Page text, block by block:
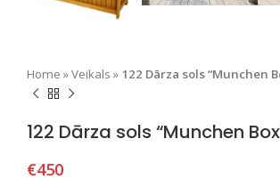
Home »Veikals » 122 Dārza sols “Munchen
122 Dārza sols “Munchen
€450